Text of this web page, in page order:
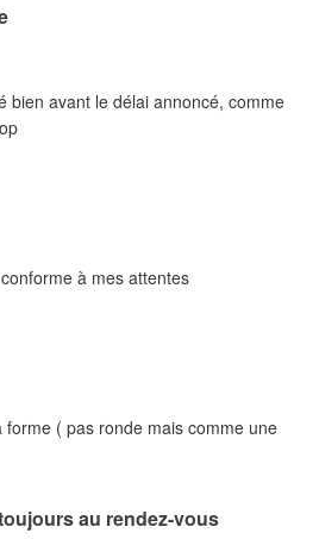
bien avant le délai annoncé, comme
à mes attentes
forme ( pas ronde mais comme une
au rendez-vous